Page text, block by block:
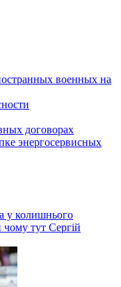
военных на
договорах
энергосервисных
у колишнього
чому тут Сергій